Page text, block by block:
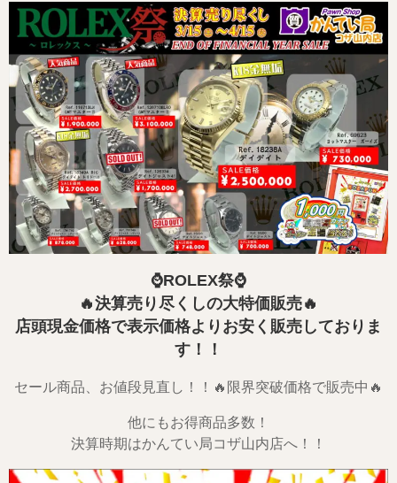
⌚ROLEX祭⌚
🔥決算売り尽くしの大特価販売🔥
店頭現金価格で表示価格よりお安く販売しておりま
す！！
セール商品、お値段見直し！！🔥限界突破価格で販売中🔥
他にもお得商品多数！
決算時期はかんてい局コザ山内店へ！！